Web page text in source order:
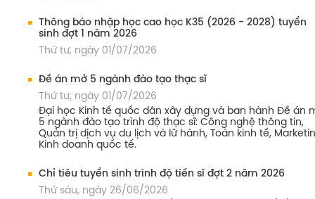
Thông báo nhập học cao học K35 (2026 - 2028) tuyển
sinh đợt 1 năm 2026
Thứ tư, ngày 01/07/2026
Đề án mở 5 ngành đào tạo thạc sĩ
Thứ tư, ngày 01/07/2026
Đại học Kinh tế quốc dân xây dựng và ban hành Đề án
5 ngành đào tạo trình độ thạc sĩ: Công nghệ thông tin,
Quản trị dịch vụ du lịch và lữ hành, Toán kinh tế,
Kinh doanh quốc tế.
Chỉ tiêu tuyển sinh trình độ tiến sĩ đợt 2 năm 2026
Thứ sáu, ngày 26/06/2026